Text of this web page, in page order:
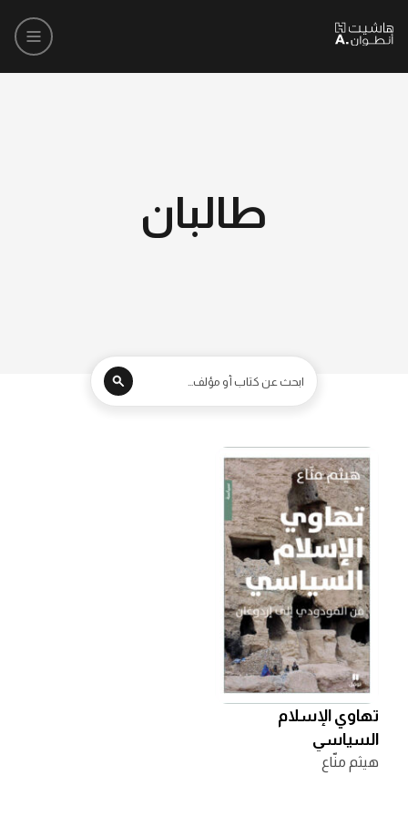
طالبان
تهاوي الإسلام
السياسي
هيثم منّاع